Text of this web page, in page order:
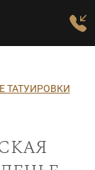
ТАТУИРОВКИ